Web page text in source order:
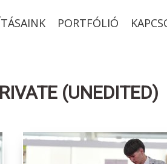
PORTFÓLIÓ
(UNEDITED)